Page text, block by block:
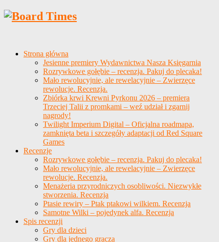
Strona główna
Jesienne premiery Wydawnictwa Nasza Księgarnia
Rozrywkowe gołębie – recenzja. Pakuj do plecaka!
Mało rewolucyjnie, ale rewelacyjnie – Zwierzęce
rewolucje. Recenzja.
Zbiórka krwi Krewni Pyrkonu 2026 – premiera
Trzeciej Talii z promkami – weź udział i zgarnij
nagrody!
Twilight Imperium Digital – Oficjalna roadmapa,
zamknięta beta i szczegóły adaptacji od Red Square
Games
Recenzje
Rozrywkowe gołębie – recenzja. Pakuj do plecaka!
Mało rewolucyjnie, ale rewelacyjnie – Zwierzęce
rewolucje. Recenzja.
Menażeria przyrodniczych osobliwości. Niezwykłe
stworzenia. Recenzja
Ptasie rewiry – Ptak ptakowi wilkiem. Recenzja
Samotne Wilki – pojedynek alfa. Recenzja
Spis recenzji
Gry dla dzieci
Gry dla jednego gracza